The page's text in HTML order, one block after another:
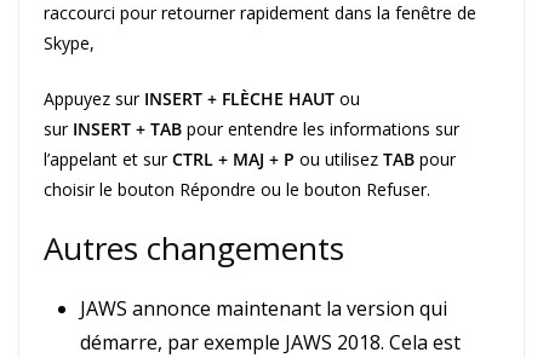
raccourci pour retourner rapidement dans la fenêtre de
Skype,
Appuyez sur INSERT + FLÈCHE HAUT ou
sur INSERT + TAB pour entendre les informations sur
l’appelant et surCTRL + MAJ + P ou utilisez TAB pour
choisir le bouton Répondre ou le bouton Refuser.
Autres changements
JAWS annonce maintenant la version qui
démarre, par exemple JAWS 2018. Cela est